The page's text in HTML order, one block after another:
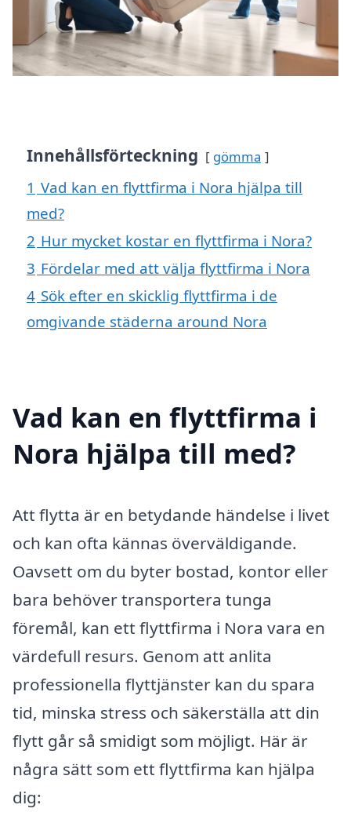
Innehållsförteckning gömma
1 Vad kan en flyttfirma i Nora hjälpa till
med?
2 Hur mycket kostar en flyttfirma i Nora?
3 Fördelar med att välja flyttfirma i Nora
4 Sök efter en skicklig flyttfirma i de
omgivande städerna around Nora
Vad kan en flyttfirma i
Nora hjälpa till med?
Att flytta är en betydande händelse i livet
och kan ofta kännas överväldigande.
Oavsett om du byter bostad, kontor eller
bara behöver transportera tunga
föremål, kan ett flyttfirma i Nora vara en
värdefull resurs. Genom att anlita
professionella flyttjänster kan du spara
tid, minska stress och säkerställa att din
flytt går så smidigt som möjligt. Här är
några sätt som ett flyttfirma kan hjälpa
dig: